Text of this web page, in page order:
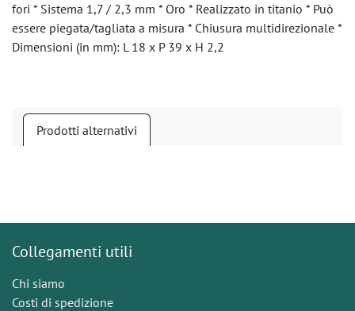
fori * Sistema 1,7 / 2,3 mm * Oro * Realizzato in titanio * Può
essere piegata/tagliata a misura * Chiusura multidirezionale *
Dimensioni (in mm): L 18 x P 39 x H 2,2
Prodotti alternativi
Collegamenti utili
Chi siamo
Costi di spedizione